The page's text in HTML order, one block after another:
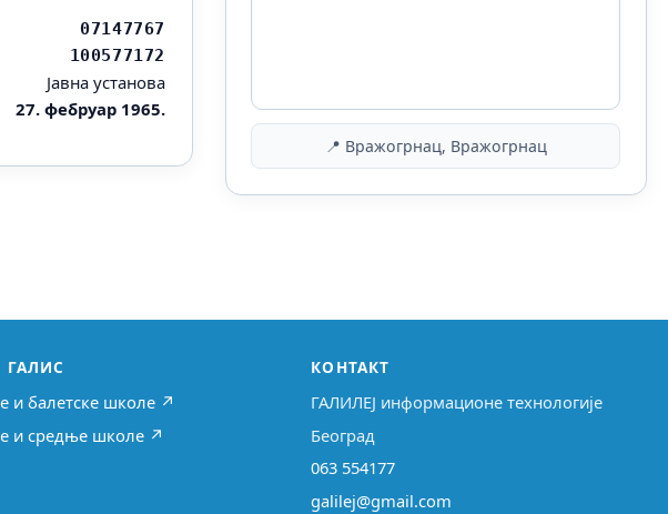
07147767
100577172
Јавна установа
27. фебруар 1965.
📍 Вражогрнац, Вражогрнац
ГАЛИС
и балетске школе ↗
и средње школе ↗
КОНТАКТ
ГАЛИЛЕЈ информационе технологије
Београд
063 554177
galilej@gmail.com